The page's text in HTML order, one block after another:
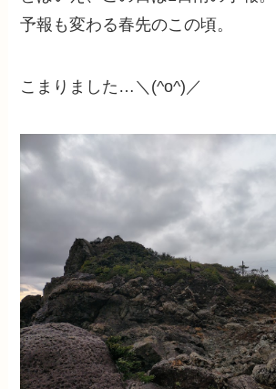
予報も変わる春先のこの頃。
こまりました…＼(^o^)／